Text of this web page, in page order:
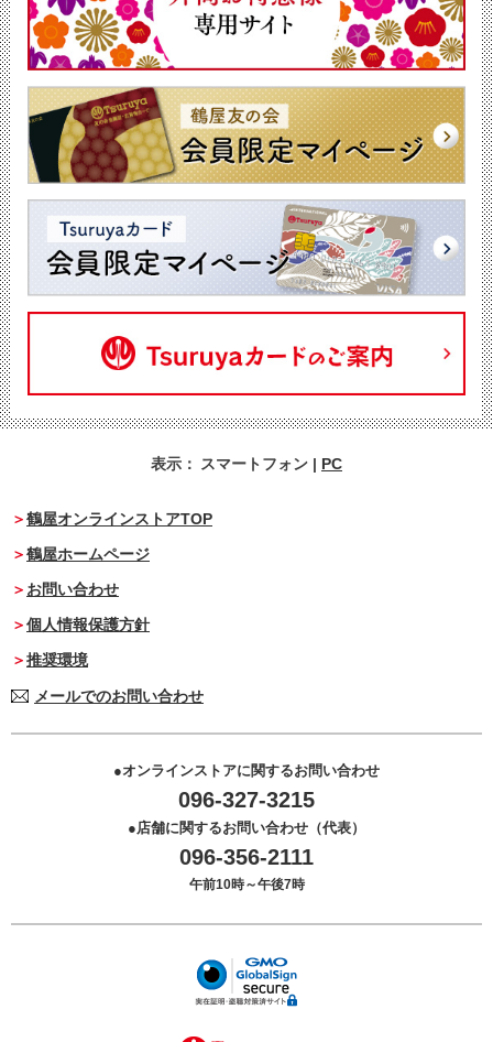
表示： スマートフォン | PC
鶴屋オンラインストアTOP
鶴屋ホームページ
お問い合わせ
個人情報保護方針
推奨環境
メールでのお問い合わせ
オンラインストアに関するお問い合わせ
096-327-3215
店舗に関するお問い合わせ（代表）
096-356-2111
午前10時～午後7時